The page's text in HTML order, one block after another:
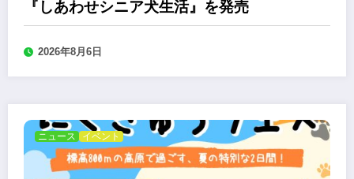
『しあわせシニア犬生活』を発売
2026年8月6日
ニュース イベント